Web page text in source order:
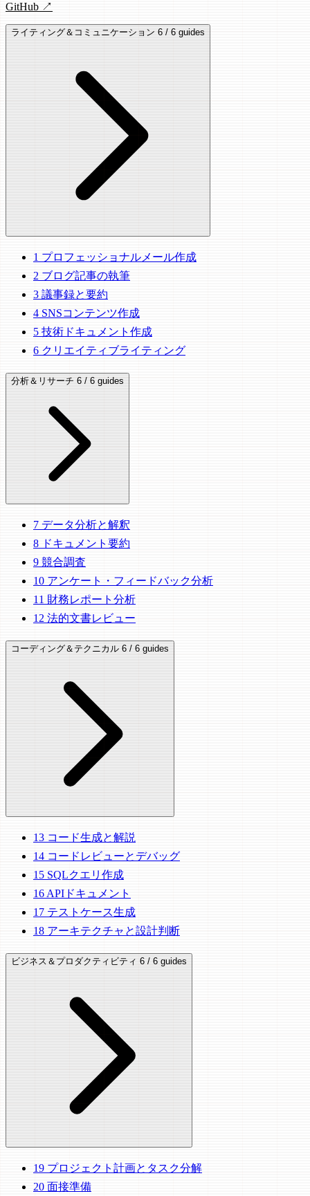
GitHub ↗
ライティング＆コミュニケーション 6 / 6 guides
1 プロフェッショナルメール作成
2 ブログ記事の執筆
3 議事録と要約
4 SNSコンテンツ作成
5 技術ドキュメント作成
6 クリエイティブライティング
分析＆リサーチ 6 / 6 guides
7 データ分析と解釈
8 ドキュメント要約
9 競合調査
10 アンケート・フィードバック分析
11 財務レポート分析
12 法的文書レビュー
コーディング＆テクニカル 6 / 6 guides
13 コード生成と解説
14 コードレビューとデバッグ
15 SQLクエリ作成
16 APIドキュメント
17 テストケース生成
18 アーキテクチャと設計判断
ビジネス＆プロダクティビティ 6 / 6 guides
19 プロジェクト計画とタスク分解
20 面接準備